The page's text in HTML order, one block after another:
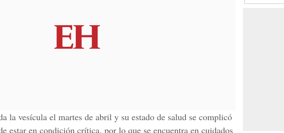
la vesícula el martes de abril y su estado de salud se complicó
estar en condición crítica, por lo que se encuentra en cuidados